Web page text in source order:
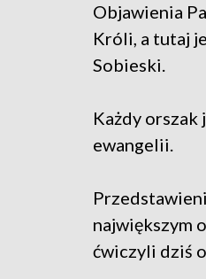
Objawienia
Króli, a tutaj
Sobieski.
Każdy orszak
ewangelii.
największym
ćwiczyli dziś